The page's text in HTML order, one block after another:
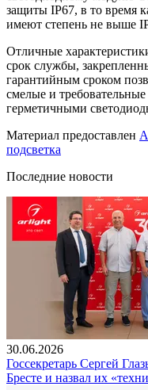
защиты IP67, в то время
имеют степень не выше
Отличные
срок службы,
гарантийным сроком
смелые и
герметичными
Материал предоставлен
подсветка
Последние новости
30.06.2026
Госсекретарь Сергей
Бресте и назвал их